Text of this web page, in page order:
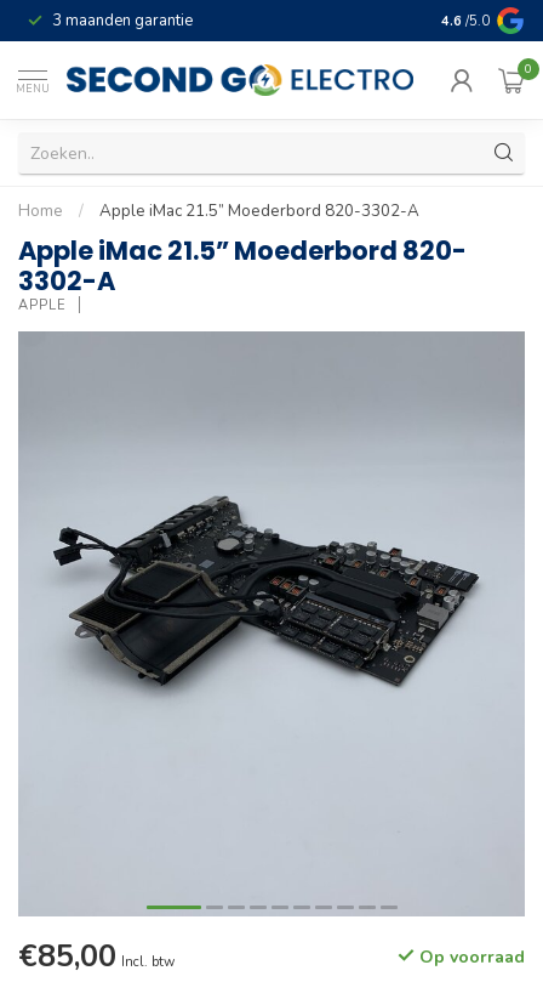
3 maanden garantie Geld terug
4.6 /5.0
MENU
0
Home / Apple iMac 21.5” Moederbord 820-3302-A
Apple iMac 21.5” Moederbord 820-
3302-A
APPLE
€85,00 Incl. btw Op voorraad